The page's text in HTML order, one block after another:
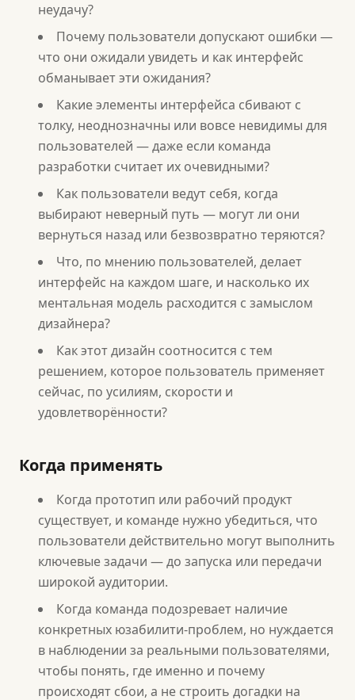
неудачу?
Почему пользователи допускают ошибки —
что они ожидали увидеть и как интерфейс
обманывает эти ожидания?
Какие элементы интерфейса сбивают с
толку, неоднозначны или вовсе невидимы для
пользователей — даже если команда
разработки считает их очевидными?
Как пользователи ведут себя, когда
выбирают неверный путь — могут ли они
вернуться назад или безвозвратно теряются?
Что, по мнению пользователей, делает
интерфейс на каждом шаге, и насколько их
ментальная модель расходится с замыслом
дизайнера?
Как этот дизайн соотносится с тем
решением, которое пользователь применяет
сейчас, по усилиям, скорости и
удовлетворённости?
Когда применять
Когда прототип или рабочий продукт
существует, и команде нужно убедиться, что
пользователи действительно могут выполнить
ключевые задачи — до запуска или передачи
широкой аудитории.
Когда команда подозревает наличие
конкретных юзабилити-проблем, но нуждается
в наблюдении за реальными пользователями,
чтобы понять, где именно и почему
происходят сбои, а не строить догадки на